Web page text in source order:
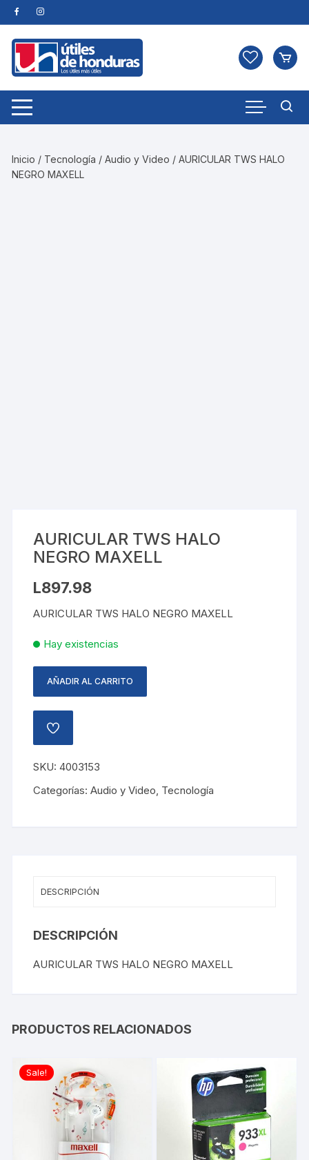
Skip
to
content
Inicio / Tecnología /Audio y Video / AURICULAR TWS HALO
NEGRO MAXELL
AURICULAR TWS HALO
NEGRO MAXELL
L897.98
AURICULAR TWS HALO NEGRO MAXELL
Hay existencias
HALO
cantidad
AÑADIR AL CARRITO
AÑADIR
A
LISTA
DE
DESEOS
SKU:4003153
Categorías:Audio y Video, Tecnología
DESCRIPCIÓN
DESCRIPCIÓN
AURICULAR TWS HALO NEGRO MAXELL
PRODUCTOS RELACIONADOS
Sale!